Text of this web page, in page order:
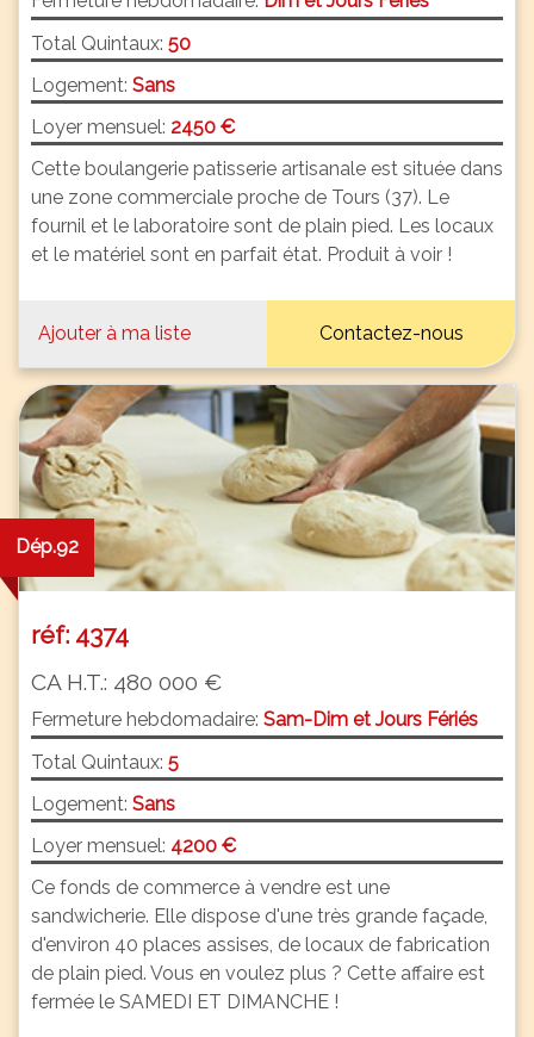
Total Quintaux: 50
Logement: Sans
Loyer mensuel: 2450 €
Cette boulangerie patisserie artisanale est située dans
une zone commerciale proche de Tours (37). Le
fournil et le laboratoire sont de plain pied. Les locaux
et le matériel sont en parfait état. Produit à voir !
Ajouter à ma liste Contactez-nous
Dép.92
réf: 4374
CA H.T.: 480 000 €
Fermeture hebdomadaire: Sam-Dim et Jours Fériés
Total Quintaux: 5
Logement: Sans
Loyer mensuel: 4200 €
Ce fonds de commerce à vendre est une
sandwicherie. Elle dispose d'une très grande façade,
d'environ 40 places assises, de locaux de fabrication
de plain pied. Vous en voulez plus ? Cette affaire est
fermée le SAMEDI ET DIMANCHE !